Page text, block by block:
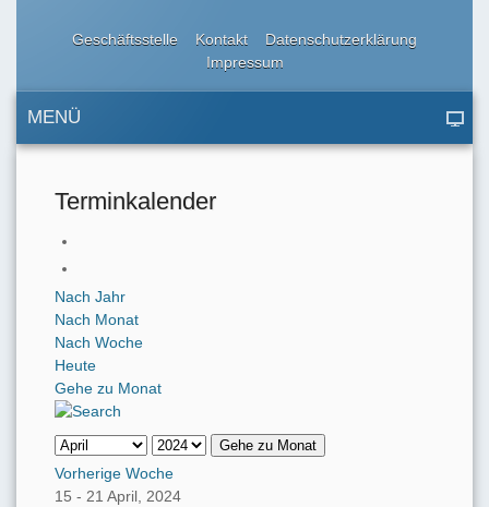
Geschäftsstelle Kontakt
Datenschutzerklärung
Impressum
MENÜ
Terminkalender
Nach Jahr
Nach Monat
Nach Woche
Heute
Gehe zu Monat
Gehe zu Monat
Vorherige Woche
15 - 21 April, 2024